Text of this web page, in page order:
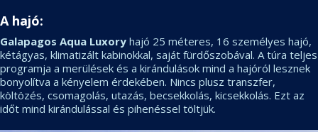
A hajó:
Galapagos Aqua Luxory hajó 25 méteres, 16 személyes hajó,
kétágyas, klimatizált kabinokkal, saját fürdőszobával. A túra teljes
programja a merülések és a kirándulások mind a hajóról lesznek
bonyolítva a kényelem érdekében. Nincs plusz transzfer,
költözés, csomagolás, utazás, becsekkolás, kicsekkolás. Ezt az
időt mind kirándulással és pihenéssel töltjük.